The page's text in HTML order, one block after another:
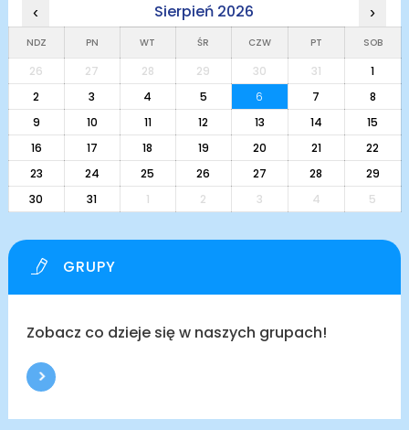
‹ Sierpień 2026 ›
NDZ PN WT ŚR CZW PT SOB
26 27 28 29 30 31
1
2
3 4 5 6 7
8
9
10 11 12 13 14
15
16
17 18 19 20 21
22
23
24 25 26 27 28
29
30
31 1 2 3 4 5
GRUPY
Zobacz co dzieje się w naszych grupach!